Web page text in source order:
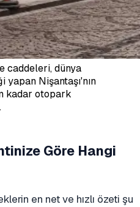
caddeleri, dünya
yapan Nişantaşı'nın
kadar otopark
Göre Hangi
en net ve hızlı özeti şu